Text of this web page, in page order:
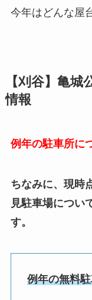
今年はどんな屋
【刈谷】亀
情報
例年の駐車所に
ちなみに、現時
見駐車場につい
す。
例年の無料